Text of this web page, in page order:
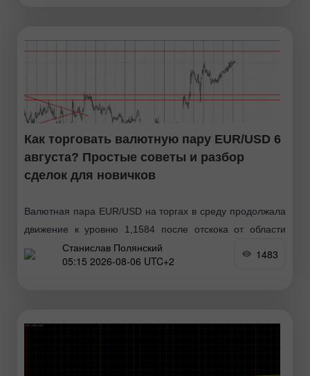
Как торговать валютную пару EUR/USD 6
августа? Простые советы и разбор
сделок для новичков
Валютная пара EUR/USD на торгах в среду продолжала
движение к уровню 1,1584 после отскока от области
1,1461-1,1474 и завершения месячного флэта. Таким
образом, европейская валюта продолжает абсолютно
Станислав Полянский
05:15 2026-08-06 UTC+2
1483